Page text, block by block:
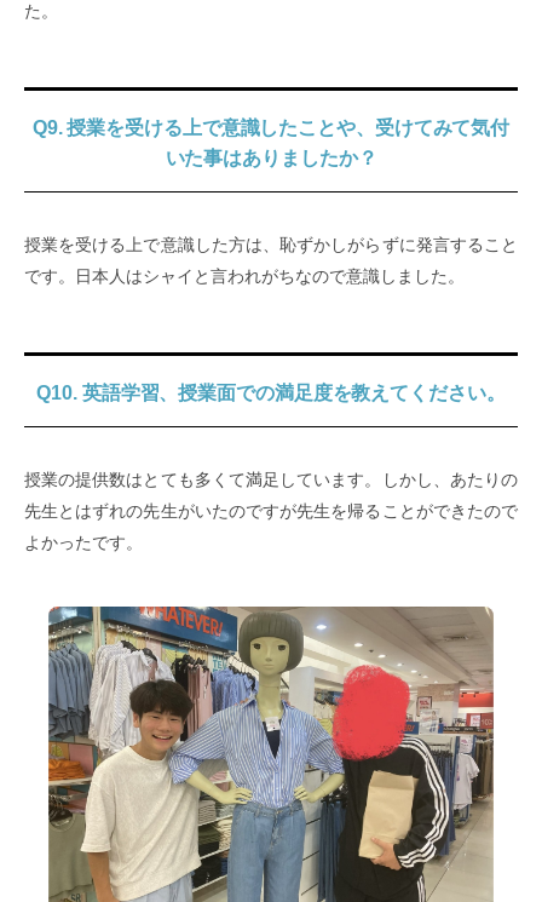
た。
Q9. 授業を受ける上で意識したことや、受けてみて気付
いた事はありましたか？
授業を受ける上で意識した方は、恥ずかしがらずに発言すること
です。日本人はシャイと言われがちなので意識しました。
Q10. 英語学習、授業面での満足度を教えてください。
授業の提供数はとても多くて満足しています。しかし、あたりの
先生とはずれの先生がいたのですが先生を帰ることができたので
よかったです。